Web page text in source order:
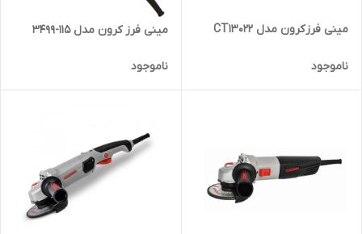
مینی فرز کرون مدل CT13022
ناموجود
مینی فرز کرون مدل 115-3499
ناموجود